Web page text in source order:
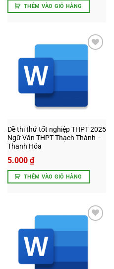
THÊM VÀO GIỎ HÀNG
Đề thi thử tốt nghiệp THPT 2025
Ngữ Văn THPT Thạch Thành –
Thanh Hóa
5.000 ₫
THÊM VÀO GIỎ HÀNG